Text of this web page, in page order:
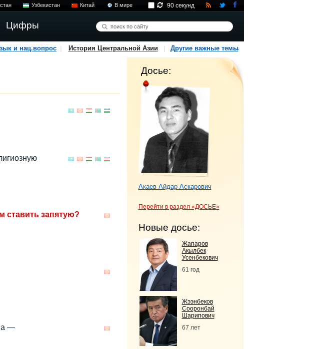
Узбекистан Китай В мире
Цифры
90 секунд
и нац.вопрос История Центральной Азии Другие важные темы
ставить запятую?
—
Досье:
Акаев Айдар Аскарович
Перейти в раздел «ДОСЬЕ»
Новые досье:
Жапаров
Акылбек
Усенбекович
61 год
Жээнбеков
Сооронбай
Шарипович
67 лет